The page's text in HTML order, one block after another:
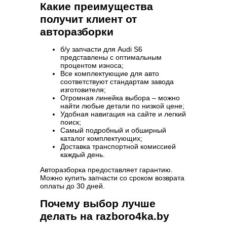
Какие преимущества
получит клиент от
авторазборки
б/у запчасти для Audi S6
представлены с оптимальным
процентом износа;
Все комплектующие для авто
соответствуют стандартам завода
изготовителя;
Огромная линейка выбора – можно
найти любые детали по низкой цене;
Удобная навигация на сайте и легкий
поиск;
Самый подробный и обширный
каталог комплектующих;
Доставка транспортной комиссией
каждый день.
Авторазборка предоставляет гарантию.
Можно купить запчасти со сроком возврата
оплаты до 30 дней.
Почему выбор лучше
делать на razboro4ka.by